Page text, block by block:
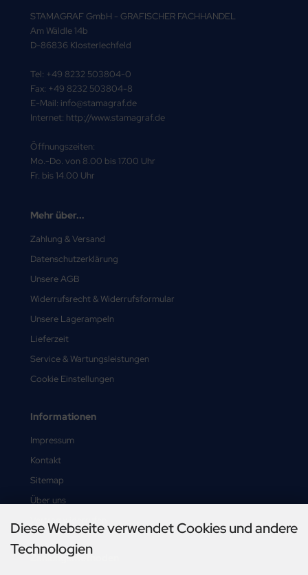
STAMAGRAF GmbH - GRAFISCHER FACHHANDEL
Am Wäldle 14b
D-86836 Klosterlechfeld
Tel: +49 8232 503804-0
Fax: +49 8232 503804-8
E-Mail: info@stamagraf.de
Internet: http://www.stamagraf.de
Öffnungszeiten:
Mo.-Do. von 8.00 bis 17.00 Uhr
Fr. bis 14.00 Uhr
Mehr über...
Zahlung & Versand
Datenschutzerklärung
Unsere AGB
Widerrufsrecht & Widerrufsformular
Unsere Lagerampeln
Lieferzeit
Service & Wartungsleistungen
Cookie Einstellungen
Informationen
Impressum
Kontakt
Sitemap
Über uns
Vertrag widerrufen
Zahlungsmethoden
Diese Webseite verwendet Cookies und andere
Technologien